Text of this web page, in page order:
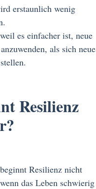
erstaunlich wenig
es einfacher ist, neue
als sich neue
Resilienz
Resilienz nicht
das Leben schwierig